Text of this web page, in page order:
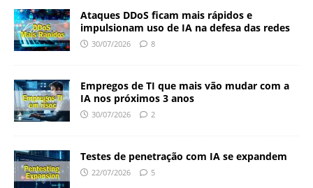
Ataques DDoS ficam mais rápidos e
impulsionam uso de IA na defesa das redes
30/07/2026 8
Empregos de TI que mais vão mudar com a
IA nos próximos 3 anos
30/07/2026 2
Testes de penetração com IA se expandem
22/07/2026 5